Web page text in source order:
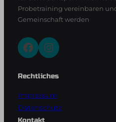
Probetraining vereinbaren
Gemeinschaft werden
Facebook Instagram
Rechtliches
Impressum
Datenschutz